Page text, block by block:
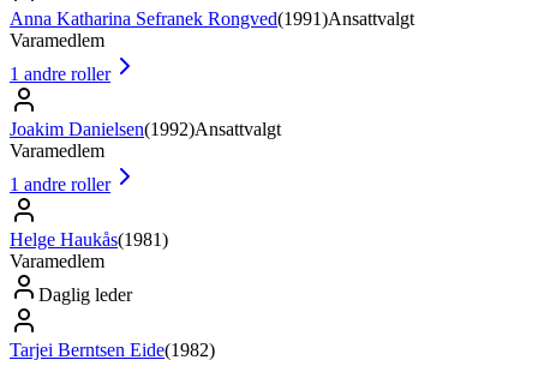
Anna Katharina Sefranek Rongved(1991)Ansattvalgt
Varamedlem
1 andre roller
Joakim Danielsen(1992)Ansattvalgt
Varamedlem
1 andre roller
Helge Haukås(1981)
Varamedlem
Daglig leder
Tarjei Berntsen Eide(1982)